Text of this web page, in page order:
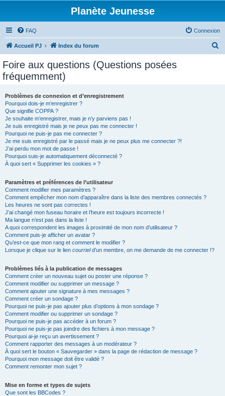
Planète Jeunesse
FAQ Connexion
Accueil PJ Index du forum
Foire aux questions (Questions posées
fréquemment)
Problèmes de connexion et d’enregistrement
Pourquoi dois-je m’enregistrer ?
Que signifie COPPA ?
Je souhaite m’enregistrer, mais je n’y parviens pas !
Je suis enregistré mais je ne peux pas me connecter !
Pourquoi ne puis-je pas me connecter ?
Je me suis enregistré par le passé mais je ne peux plus me connecter ?!
J’ai perdu mon mot de passe !
Pourquoi suis-je automatiquement déconnecté ?
À quoi sert « Supprimer les cookies » ?
Paramètres et préférences de l’utilisateur
Comment modifier mes paramètres ?
Comment empêcher mon nom d’apparaître dans la liste des membres connectés ?
Les heures ne sont pas correctes !
J’ai changé mon fuseau horaire et l’heure est toujours incorrecte !
Ma langue n’est pas dans la liste !
A quoi correspondent les images à proximité de mon nom d’utilisateur ?
Comment puis-je afficher un avatar ?
Qu’est-ce que mon rang et comment le modifier ?
Lorsque je clique sur le lien courrield’un membre, on me demande de me connecter !?
Problèmes liés à la publication de messages
Comment créer un nouveau sujet ou poster une réponse ?
Comment modifier ou supprimer un message ?
Comment ajouter une signature à mes messages ?
Comment créer un sondage ?
Pourquoi ne puis-je pas ajouter plus d’options à mon sondage ?
Comment modifier ou supprimer un sondage ?
Pourquoi ne puis-je pas accéder à un forum ?
Pourquoi ne puis-je pas joindre des fichiers à mon message ?
Pourquoi ai-je reçu un avertissement ?
Comment rapporter des messages à un modérateur ?
À quoi sert le bouton « Sauvegarder » dans la page de rédaction de message ?
Pourquoi mon message doit être validé ?
Comment remonter mon sujet ?
Mise en forme et types de sujets
Que sont les BBCodes ?